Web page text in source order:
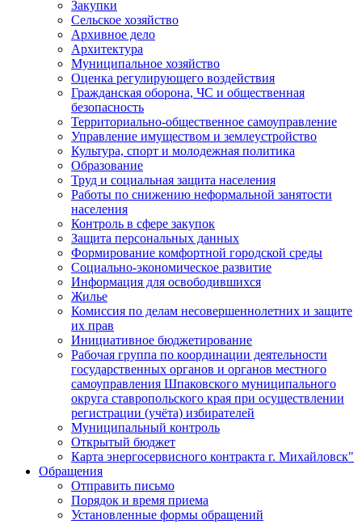
Закупки
Сельское хозяйство
Архивное дело
Архитектура
Муниципальное хозяйство
Оценка регулирующего воздействия
Гражданская оборона, ЧС и общественная
безопасность
Территориально-общественное самоуправление
Управление имуществом и землеустройство
Культура, спорт и молодежная политика
Образование
Труд и социальная защита населения
Работы по снижению неформальной занятости
населения
Контроль в сфере закупок
Защита персональных данных
Формирование комфортной городской среды
Социально-экономическое развитие
Информация для освободившихся
Жилье
Комиссия по делам несовершеннолетних и защите
их прав
Инициативное бюджетирование
Рабочая группа по координации деятельности
государственных органов и органов местного
самоуправления Шпаковского муниципального
округа ставропольского края при осуществлении
регистрации (учёта) избирателей
Муниципальный контроль
Открытый бюджет
Карта энергосервисного контракта г. Михайловск"
Обращения
Отправить письмо
Порядок и время приема
Установленные формы обращений